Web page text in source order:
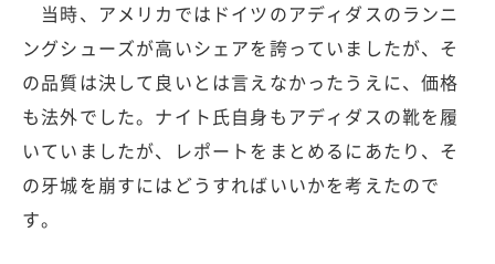
当時、アメリカではドイツのアディダスのランニ
ングシューズが高いシェアを誇っていましたが、そ
の品質は決して良いとは言えなかったうえに、価格
も法外でした。ナイト氏自身もアディダスの靴を履
いていましたが、レポートをまとめるにあたり、そ
の牙城を崩すにはどうすればいいかを考えたので
す。